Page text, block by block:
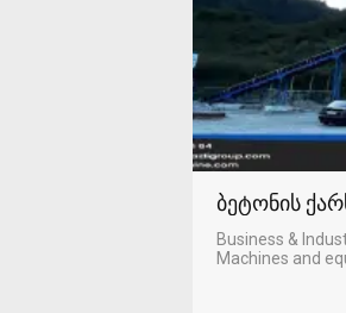
ბეტონის
Business &
Machines and